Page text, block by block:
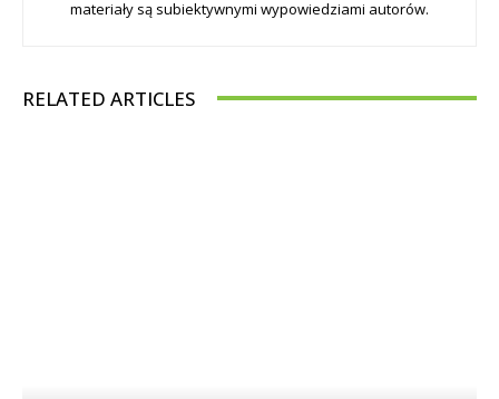
materiały są subiektywnymi wypowiedziami autorów.
RELATED ARTICLES